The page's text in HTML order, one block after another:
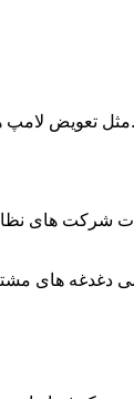
تعویض لامپ ها
شرکت های
دغدغه های